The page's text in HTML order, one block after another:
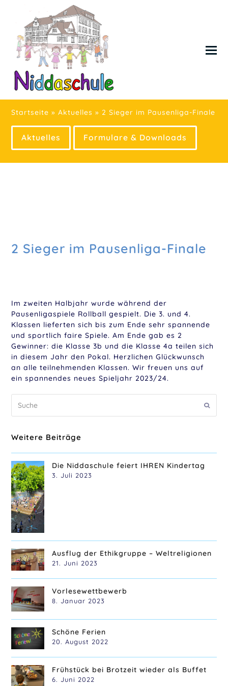
Startseite »Aktuelles » 2 Sieger im Pausenliga-Finale
Aktuelles Formulare & Downloads
2 Sieger im Pausenliga-Finale
Im zweiten Halbjahr wurde während der
Pausenligaspiele Rollball gespielt. Die 3. und 4.
Klassen lieferten sich bis zum Ende sehr spannende
und sportlich faire Spiele. Am Ende gab es 2
Gewinner: die Klasse 3b und die Klasse 4a teilen sich
in diesem Jahr den Pokal. Herzlichen Glückwunsch
an alle teilnehmenden Klassen. Wir freuen uns auf
ein spannendes neues Spieljahr 2023/24.
Weitere Beiträge
Die Niddaschule feiert IHREN Kindertag
3. Juli 2023
Ausflug der Ethikgruppe – Weltreligionen
21. Juni 2023
Vorlesewettbewerb
8. Januar 2023
Schöne Ferien
20. August 2022
Frühstück bei Brotzeit wieder als Buffet
6. Juni 2022